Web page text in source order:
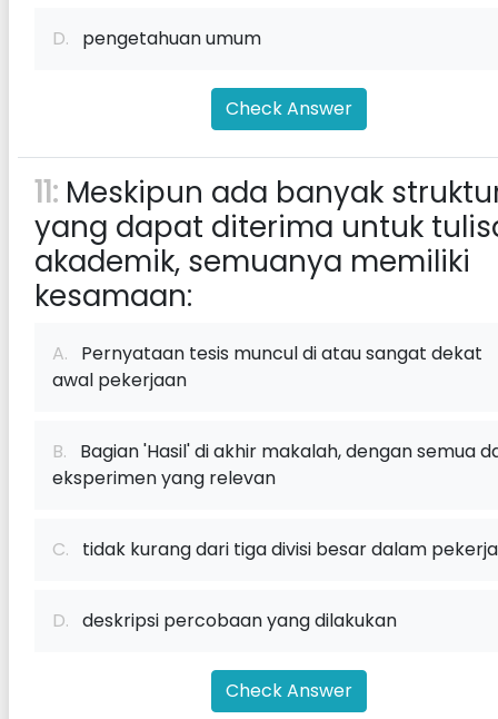
D. pengetahuan umum
Check Answer
11: Meskipun ada banyak
yang dapat diterima untuk
akademik, semuanya memiliki
kesamaan:
A. Pernyataan tesis muncul di atau sangat dekat
awal pekerjaan
B. Bagian 'Hasil' di akhir makalah, dengan semua
eksperimen yang relevan
C. tidak kurang dari tiga divisi besar dalam
D. deskripsi percobaan yang dilakukan
Check Answer